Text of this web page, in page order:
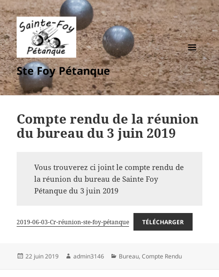
Ste Foy Pétanque
MENU
ET
WIDGETS
Compte rendu de la réunion
du bureau du 3 juin 2019
Vous trouverez ci joint le compte rendu de
la réunion du bureau de Sainte Foy
Pétanque du 3 juin 2019
2019-06-03-Cr-réunion-ste-foy-pétanque TÉLÉCHARGER
Publié
22 juin 2019 Auteur
admin3146 Catégories
Bureau,Compte Rendu